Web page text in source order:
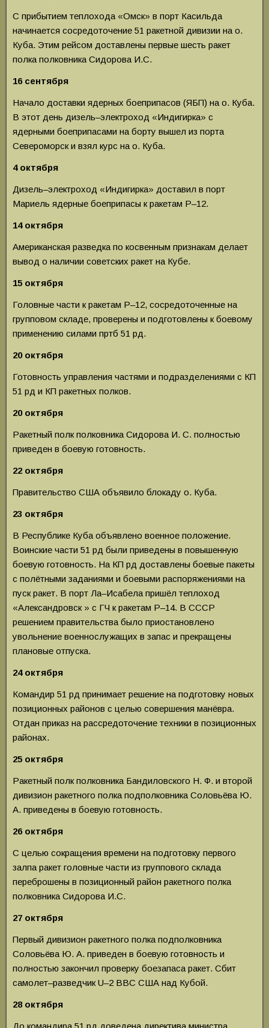
С прибытием теплохода «Омск» в порт Касильда
начинается сосредоточение 51 ракетной дивизии на о.
Куба. Этим рейсом доставлены пер­вые шесть ракет
полка полковника Сидорова И.С.
16 сентября
Начало доставки ядерных боеприпасов (ЯБП) на о. Куба.
В этот день дизель–электроход «Инди­гирка» с
ядерными боеприпасами на борту вышел из порта
Североморск и взял курс на о. Куба.
4 октября
Дизель–электроход «Индигирка» доставил в порт
Мариель ядерные боеприпасы к ракетам Р–12.
14 октября
Американская разведка по косвенным призна­кам делает
вывод о наличии советских ракет на Кубе.
15 октября
Головные части к ракетам Р–12, сосредоточен­ные на
групповом складе, проверены и подготовлены к боевому
применению силами пртб 51 рд.
20 октября
Готовность управления частями и подразде­лениями с КП
51 рд и КП ракетных полков.
20 октября
Ракетный полк полковника Сидорова И. С. пол­ностью
приведен в боевую готовность.
22 октября
Правительство США объявило блокаду о. Куба.
23 октября
В Республике Куба объявлено военное поло­жение.
Воинские части 51 рд были приведены в повышенную
боевую готовность. На КП рд доставлены боевые пакеты
с полётными задани­ями и боевыми распоряжениями на
пуск ракет. В порт Ла–Исабела пришёл теплоход
«Александровск » с ГЧ к ракетам Р–14. В СССР
решением правительства было приостановлено
увольнение военнослужащих в запас и прекращены
плановые отпуска.
24 октября
Командир 51 рд принимает решение на подготовку новых
позиционных районов с целью совершения манёвра.
Отдан приказ на рас­средоточение техники в позиционных
районах.
25 октября
Ракетный полк полковника Бандиловского Н. Ф. и второй
дивизион ракетного полка подполковника Соловьёва Ю.
А. приведены в боевую готовность.
26 октября
С целью сокращения времени на подготовку первого
залпа ракет головные части из группового склада
переброшены в позиционный район ракет­ного полка
полковника Сидорова И.С.
27 октября
Первый дивизион ракетного полка подполков­ника
Соловьёва Ю. А. приведен в боевую готовность и
полностью закончил проверку боезапаса ракет. Сбит
самолет–разведчик U–2 ВВС США над Кубой.
28 октября
До командира 51 рд доведе­на директива министра